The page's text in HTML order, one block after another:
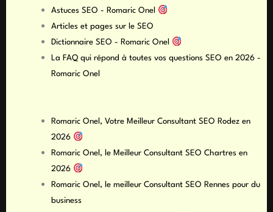
Astuces SEO - Romaric Onel
Articles et pages sur le SEO
Dictionnaire SEO - Romaric Onel
La FAQ qui répond à toutes vos questions SEO en 2026 -
Romaric Onel
Romaric Onel, Votre Meilleur Consultant SEO Rodez en
2026
Romaric Onel, le Meilleur Consultant SEO Chartres en
2026
Romaric Onel, le meilleur Consultant SEO Rennes pour du
business